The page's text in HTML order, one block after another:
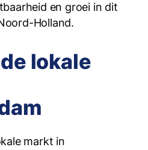
en groei in dit
Holland.
lokale
markt in